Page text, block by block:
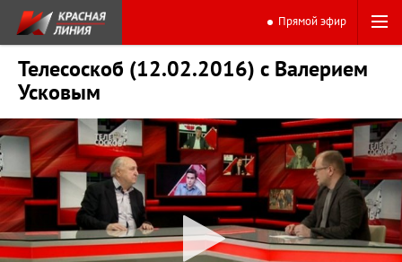
Прямой эфир
Телесоскоб (12.02.2016) с Валерием
Усковым